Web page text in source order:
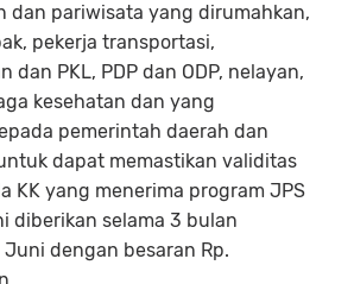
dan pariwisata yang dirumahkan,
pekerja transportasi,
dan PKL, PDP dan ODP, nelayan,
kesehatan dan yang
pemerintah daerah dan
dapat memastikan validitas
KK yang menerima program JPS
diberikan selama 3 bulan
dengan besaran Rp.